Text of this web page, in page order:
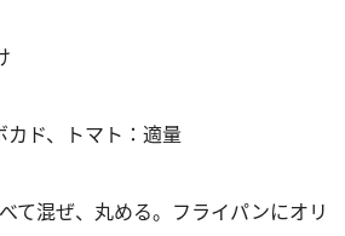
カド、トマト：適量
て混ぜ、丸める。フライパンにオリ